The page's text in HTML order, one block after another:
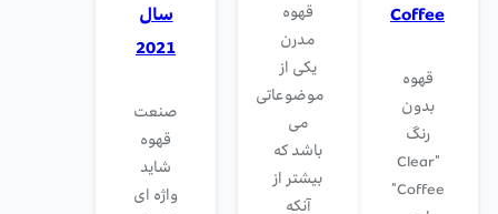
Coffee
قهوه
بدون
رنگ
"Clear
Coffee"
قهوه
مدرن
یکی از
موضوعاتی
می
باشد که
بیشتر از
آنکه
سال
2021
صنعت
قهوه
شاید
واژه ای